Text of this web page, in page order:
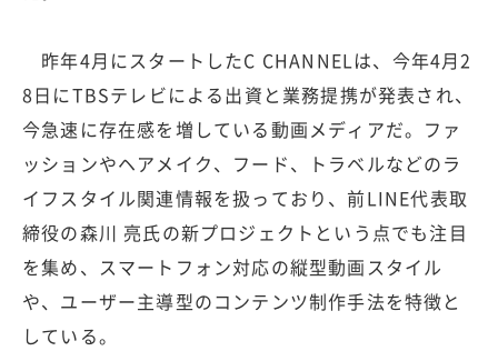
昨年4月にスタートしたC CHANNELは、今年4月2
8日にTBSテレビによる出資と業務提携が発表され、
今急速に存在感を増している動画メディアだ。ファ
ッションやヘアメイク、フード、トラベルなどのラ
イフスタイル関連情報を扱っており、前LINE代表取
締役の森川 亮氏の新プロジェクトという点でも注目
を集め、スマートフォン対応の縦型動画スタイル
や、ユーザー主導型のコンテンツ制作手法を特徴と
している。